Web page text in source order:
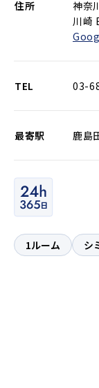
住所
神奈
川崎
TEL 03-
最寄駅 鹿島
1ルーム シ